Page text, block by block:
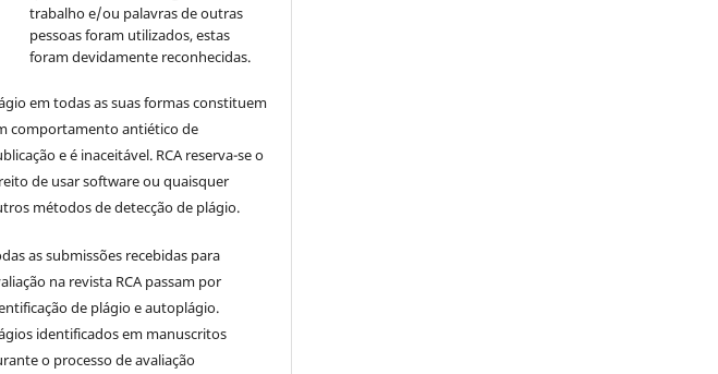
trabalho e/ou palavras de outras
pessoas foram utilizados, estas
foram devidamente reconhecidas.
em todas as suas formas constituem
comportamento antiético de
e é inaceitável. RCA reserva-se o
de usar software ou quaisquer
métodos de detecção de plágio.
as submissões recebidas para
na revista RCA passam por
de plágio e autoplágio.
identificados em manuscritos
o processo de avaliação